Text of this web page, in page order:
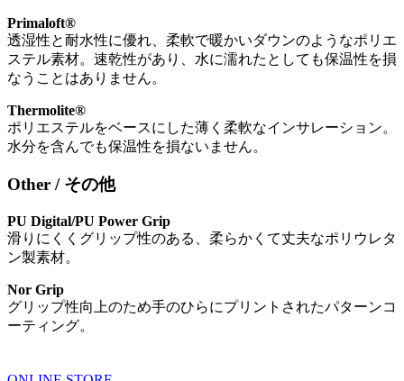
Primaloft®
透湿性と耐水性に優れ、柔軟で暖かいダウンのようなポリエ
ステル素材。速乾性があり、水に濡れたとしても保温性を損
なうことはありません。
Thermolite®
ポリエステルをベースにした薄く柔軟なインサレーション。
水分を含んでも保温性を損ないません。
Other / その他
PU Digital/PU Power Grip
滑りにくくグリップ性のある、柔らかくて丈夫なポリウレタ
ン製素材。
Nor Grip
グリップ性向上のため手のひらにプリントされたパターンコ
ーティング。